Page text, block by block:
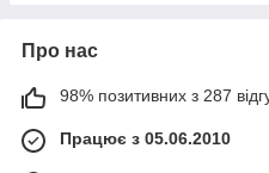
Про нас
98% позитивних з 287
Працює з 05.06.2010